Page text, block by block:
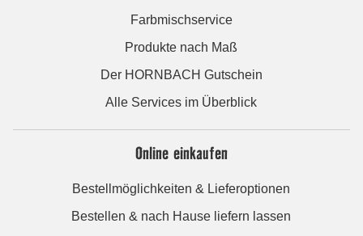
Farbmischservice
Produkte nach Maß
Der HORNBACH Gutschein
Alle Services im Überblick
Online einkaufen
Bestellmöglichkeiten & Lieferoptionen
Bestellen & nach Hause liefern lassen